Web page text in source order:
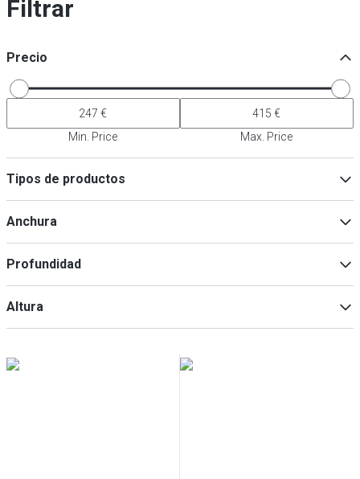
Filtrar
Precio
Min. Price Max. Price
Tipos de productos
Accesorios para dispositivos de mantenimiento de temperatura
(5)
Anchura
Profundidad
Altura